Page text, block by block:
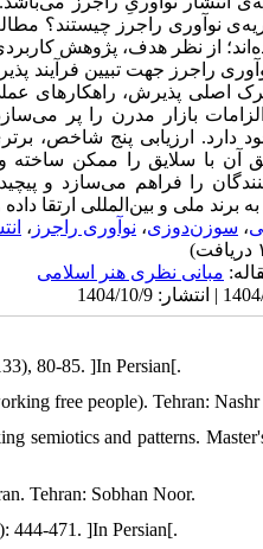
نوآوری راجرز چیستند؟
از نظر هدف، پژوهش
راجرز جهت تبیین
اصلی پذیرش، راهکارهای
بازار مدرن را پر
دارد. ارزیابی پنج شاخص،
آن با سلایق را ممکن
را فراهم می‌سازد و
برند ملی و بین‌المللی ارتقا
، سوزن‌دوزی، نوآوری راجرز ،
مبانی نظری هنر اسلامی
80-85. ]In Persian[.
free people). Tehran:
semiotics and patterns.
Tehran: Sobhan Noor.
444-471. ]In Persian[.